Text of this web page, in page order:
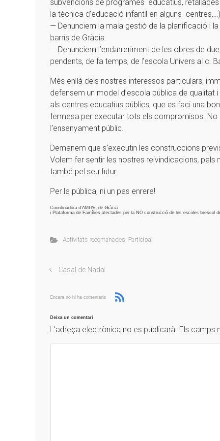
subvencions de programes educatius,
la tècnica d’educació infantil en alguns centres,…)
— Denunciem la mala gestió de la planificació i
barris de Gràcia.
— Denunciem l’endarreriment de les obres de
pendents, de fa temps, de l’escola Univers al c.
Més enllà dels nostres interessos particulars,
defensem un model d’escola pública de
als centres educatius públics, que es faci una
fermesa per executar tots els compromisos. No
l’ensenyament públic.
Demanem que s’executin les construccions
Volem fer sentir les nostres reivindicacions, pels
també pel seu futur.
Per la pública, ni un pas enrere!
Coordinadora d’AMPAs de Gràcia
i Plataforma de Famílies afectades per la NO construcció de les escoles bressol
Activitats recomanades, Participa!
Casal de Nadal
Encara no hi ha comentaris
Deixa un comentari
L'adreça electrònica no es publicarà. Els camps